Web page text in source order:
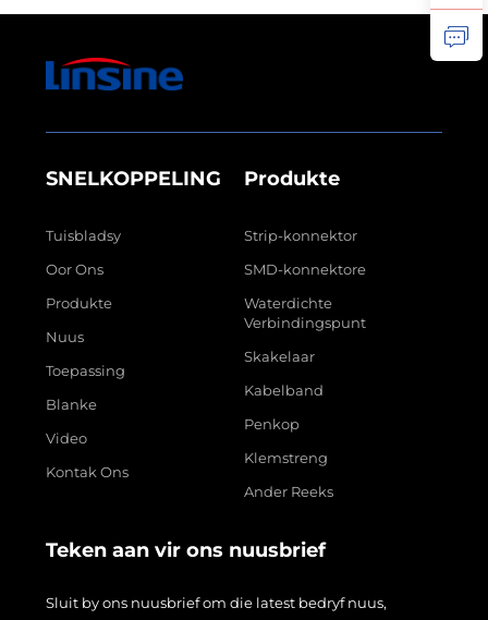
SNELKOPPELING
Tuisbladsy
Oor Ons
Produkte
Nuus
Toepassing
Blanke
Video
Kontak Ons
Produkte
Strip-konnektor
SMD-konnektore
Waterdichte
Verbindingspunt
Skakelaar
Kabelband
Penkop
Klemstreng
Ander Reeks
Teken aan vir ons nuusbrief
Sluit by ons nuusbrief om die latest bedryf nuus,